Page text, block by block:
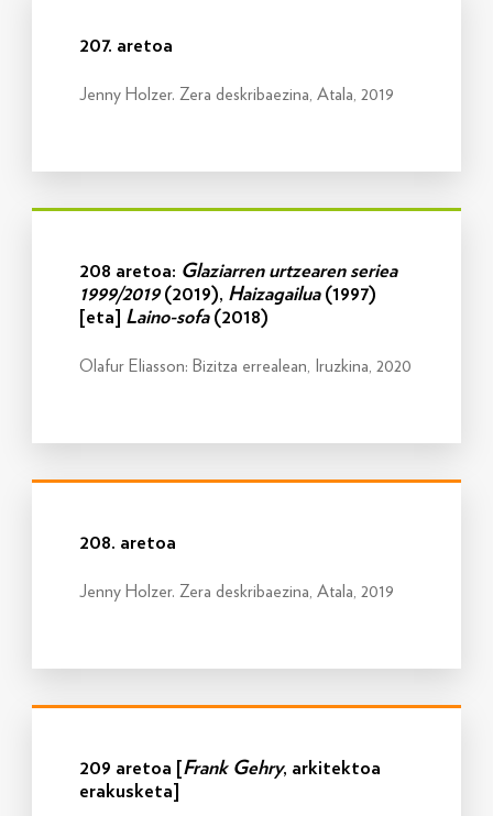
207. aretoa
Jenny Holzer. Zera deskribaezina, Atala, 2019
208 aretoa: Glaziarren urtzearen seriea
1999/2019(2019), Haizagailua(1997)
[eta] Laino-sofa(2018)
Olafur Eliasson: Bizitza errealean, Iruzkina, 2020
208. aretoa
Jenny Holzer. Zera deskribaezina, Atala, 2019
209 aretoa [Frank Gehry, arkitektoa
erakusketa]